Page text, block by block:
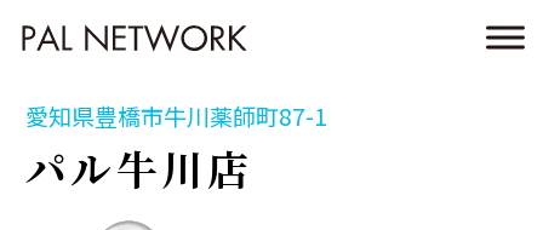
愛知県豊橋市牛川薬師町87-1
パル牛川店